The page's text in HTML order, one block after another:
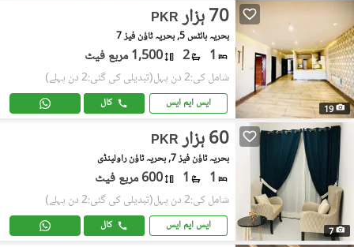
19
PKR 70 ہزار
بحریہ ہائٹس 5, بحریہ ٹاؤن فیز 7
1
2 1,500 مربع فیٹ
شامل کی:2 دن پہل (تبدیلی کی گئی:2 دن پہلے)
ایس ایم ایس کال
7
PKR 60 ہزار
بحریہ ٹاؤن فیز 7, بحریہ ٹاؤن راولپنڈی
1
1 600 مربع فیٹ
شامل کی:2 دن پہل (تبدیلی کی گئی:2 دن پہلے)
ایس ایم ایس کال